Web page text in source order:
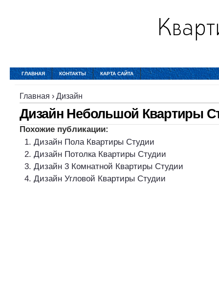
ГЛАВНАЯ КОНТАКТЫ КАРТА САЙТА
Главная › Дизайн
Дизайн Небольшой Квартиры
Похожие публикации:
Дизайн Пола Квартиры Студии
Дизайн Потолка Квартиры Студии
Дизайн 3 Комнатной Квартиры Студии
Дизайн Угловой Квартиры Студии